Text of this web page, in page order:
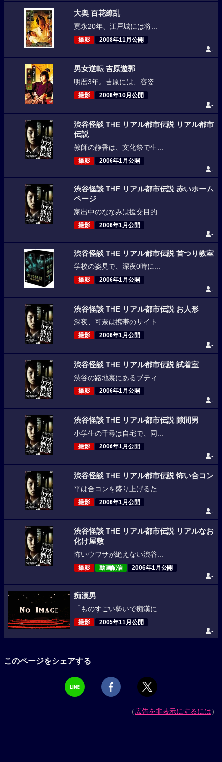
大奥 百花繚乱
寛永20年、江戸城には将...
撮影 2008年11月公開
-
男女逆転 吉原遊郭
明暦3年。吉原には、容姿...
撮影 2008年10月公開
-
渋谷怪談 THE リアル都市伝説 リアル都市
伝説
教師の静香は、文化祭で生...
撮影 2006年1月公開
-
渋谷怪談 THE リアル都市伝説 赤いホーム
ページ
家出中のななみは援交目的...
撮影 2006年1月公開
-
渋谷怪談 THE リアル都市伝説 首つり教室
学校の姿見で、深夜0時に...
撮影 2006年1月公開
-
渋谷怪談 THE リアル都市伝説 お人形
深夜、可奈は携帯のサイト...
撮影 2006年1月公開
-
渋谷怪談 THE リアル都市伝説 試着室
渋谷の路地裏にあるブティ...
撮影 2006年1月公開
-
渋谷怪談 THE リアル都市伝説 隙間男
小学生の千尋は自宅で、同...
撮影 2006年1月公開
-
渋谷怪談 THE リアル都市伝説 怖い合コン
平は合コンを盛り上げるた...
撮影 2006年1月公開
-
渋谷怪談 THE リアル都市伝説 リアルなお
化け屋敷
怖いウワサが絶えない渋谷...
撮影 動画配信 2006年1月公開
-
痴漢男
「ものすごい勢いで痴漢に...
撮影 2005年11月公開
-
このページをシェアする
（広告を非表示にするには）